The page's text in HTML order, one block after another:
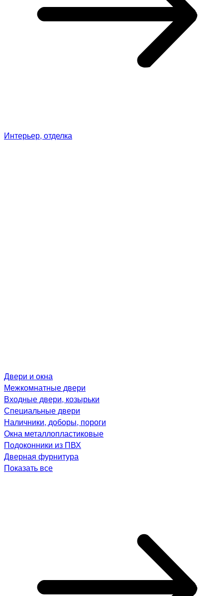
Интерьер, отделка
Двери и окна
Межкомнатные двери
Входные двери, козырьки
Специальные двери
Наличники, доборы, пороги
Окна металлопластиковые
Подоконники из ПВХ
Дверная фурнитура
Показать все